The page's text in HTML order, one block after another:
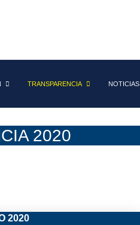
TRANSPARENCIA NOTICIAS
2020
2020